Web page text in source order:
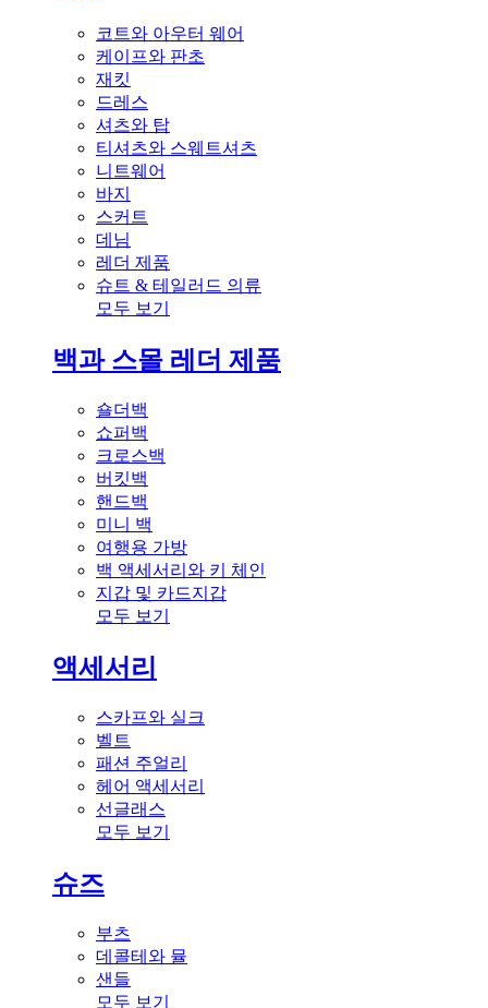
코트와 아우터 웨어
케이프와 판초
재킷
드레스
셔츠와 탑
티셔츠와 스웨트셔츠
니트웨어
바지
스커트
데님
레더 제품
슈트 & 테일러드 의류
모두 보기
백과 스몰 레더 제품
숄더백
쇼퍼백
크로스백
버킷백
핸드백
미니 백
여행용 가방
백 액세서리와 키 체인
지갑 및 카드지갑
모두 보기
액세서리
스카프와 실크
벨트
패션 주얼리
헤어 액세서리
선글래스
모두 보기
슈즈
부츠
데콜테와 뮬
샌들
모두 보기